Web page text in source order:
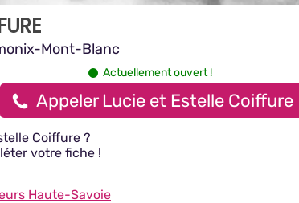
Mont-Blanc
Actuellement ouvert !
Appeler Lucie et Estelle Coiffure
Coiffure ?
votre fiche !
Haute-Savoie